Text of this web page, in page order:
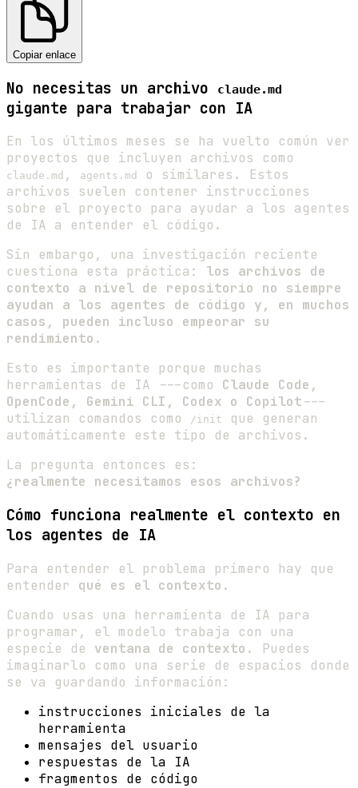
Copiar enlace
No necesitas un archivo claude.md
gigante para trabajar con IA
En los últimos meses se ha vuelto común ver
proyectos que incluyen archivos como
claude.md , agents.md
o similares. Estos
archivos suelen contener instrucciones
sobre el proyecto para ayudar a los agentes
de IA a entender el código.
Sin embargo, una investigación reciente
cuestiona esta práctica: los archivos de
contexto a nivel de repositorio no siempre
ayudan a los agentes de código y, en muchos
casos, pueden incluso empeorar su
rendimiento .
Esto es importante porque muchas
herramientas de IA ---como Claude Code,
OpenCode, Gemini CLI, Codex o Copilot---
utilizan comandos como
/init
que generan
automáticamente este tipo de archivos.
La pregunta entonces es:
¿realmente necesitamos esos archivos?
Cómo funciona realmente el contexto en
los agentes de IA
Para entender el problema primero hay que
entender qué es el contexto .
Cuando usas una herramienta de IA para
programar, el modelo trabaja con una
especie de ventana de contexto . Puedes
imaginarlo como una serie de espacios donde
se va guardando información:
instrucciones iniciales de la
herramienta
mensajes del usuario
respuestas de la IA
fragmentos de código